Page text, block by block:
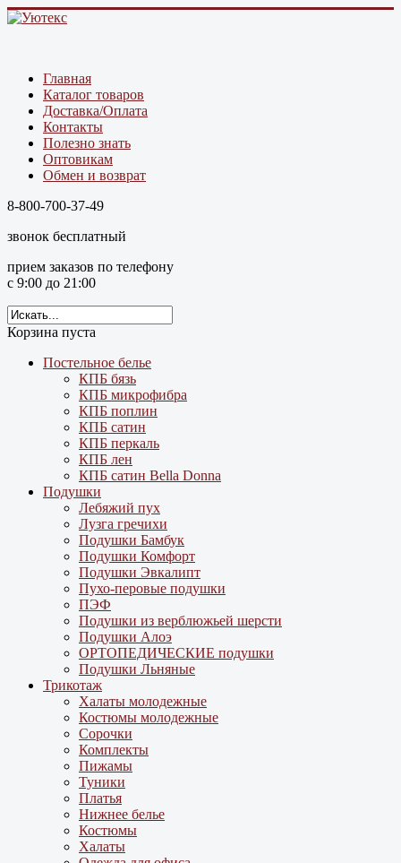
Главная
Каталог товаров
Доставка/Оплата
Контакты
Полезно знать
Оптовикам
Обмен и возврат
8-800-700-37-49
звонок бесплатный
прием заказов по телефону
с 9:00 до 21:00
Корзина пуста
Постельное белье
КПБ бязь
КПБ микрофибра
КПБ поплин
КПБ сатин
КПБ перкаль
КПБ лен
КПБ сатин Bella Donna
Подушки
Лебяжий пух
Лузга гречихи
Подушки Бамбук
Подушки Комфорт
Подушки Эвкалипт
Пухо-перовые подушки
ПЭФ
Подушки из верблюжьей шерсти
Подушки Алоэ
ОРТОПЕДИЧЕСКИЕ подушки
Подушки Льняные
Трикотаж
Халаты молодежные
Костюмы молодежные
Сорочки
Комплекты
Пижамы
Туники
Платья
Нижнее белье
Костюмы
Халаты